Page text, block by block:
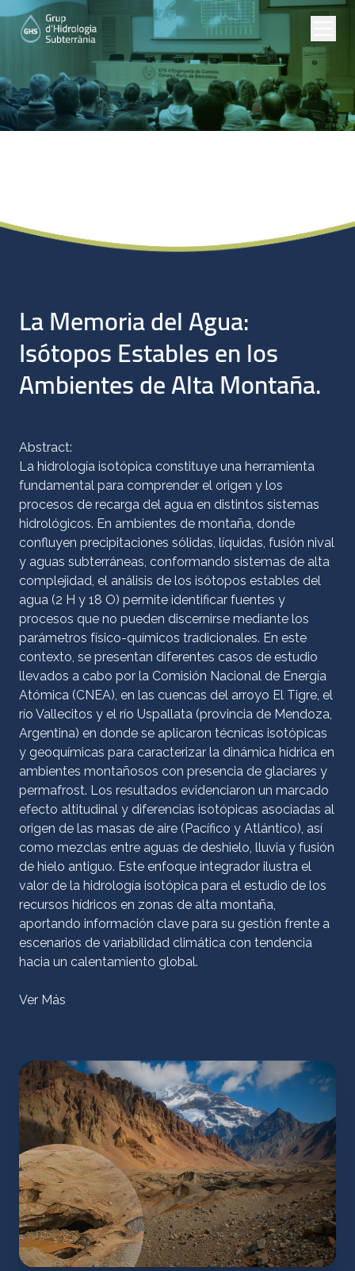
La Memoria del Agua:
Isótopos Estables en los
Ambientes de Alta Montaña.
Abstract:
La hidrología isotópica constituye una herramienta
fundamental para comprender el origen y los
procesos de recarga del agua en distintos sistemas
hidrológicos. En ambientes de montaña, donde
confluyen precipitaciones sólidas, líquidas, fusión nival
y aguas subterráneas, conformando sistemas de alta
complejidad, el análisis de los isótopos estables del
agua (2 H y 18 O) permite identificar fuentes y
procesos que no pueden discernirse mediante los
parámetros físico-químicos tradicionales. En este
contexto, se presentan diferentes casos de estudio
llevados a cabo por la Comisión Nacional de Energía
Atómica (CNEA), en las cuencas del arroyo El Tigre, el
río Vallecitos y el río Uspallata (provincia de Mendoza,
Argentina) en donde se aplicaron técnicas isotópicas
y geoquímicas para caracterizar la dinámica hídrica en
ambientes montañosos con presencia de glaciares y
permafrost. Los resultados evidenciaron un marcado
efecto altitudinal y diferencias isotópicas asociadas al
origen de las masas de aire (Pacífico y Atlántico), así
como mezclas entre aguas de deshielo, lluvia y fusión
de hielo antiguo. Este enfoque integrador ilustra el
valor de la hidrología isotópica para el estudio de los
recursos hídricos en zonas de alta montaña,
aportando información clave para su gestión frente a
escenarios de variabilidad climática con tendencia
hacia un calentamiento global.
Ver Más